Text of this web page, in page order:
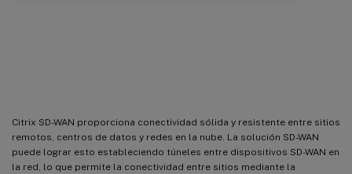
Citrix SD-WAN proporciona conectividad sólida y resistente entre sitios
remotos, centros de datos y redes en la nube. La solución SD-WAN
puede lograr esto estableciendo túneles entre dispositivos SD-WAN en
la red, lo que permite la conectividad entre sitios mediante la